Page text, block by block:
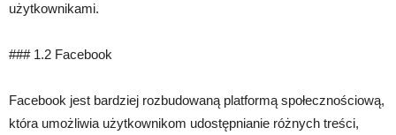
użytkownikami.
### 1.2 Facebook
Facebook jest bardziej rozbudowaną platformą społecznościową,
która umożliwia użytkownikom udostępnianie różnych treści,